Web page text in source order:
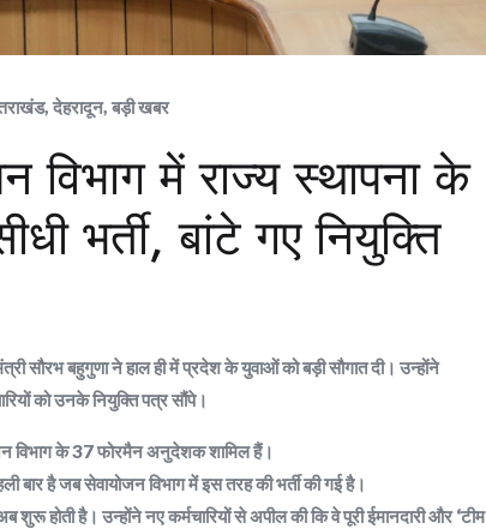
, देहरादून, बड़ी खबर
विभाग में राज्य स्थापना के
भर्ती, बांटे गए नियुक्ति
सौरभ बहुगुणा ने हाल ही में प्रदेश के युवाओं को बड़ी सौगात दी। उन्होंने
को उनके नियुक्ति पत्र सौंपे।
विभाग के 37 फोरमैन अनुदेशक शामिल हैं।
बार है जब सेवायोजन विभाग में इस तरह की भर्ती की गई है।
होती है। उन्होंने नए कर्मचारियों से अपील की कि वे पूरी ईमानदारी और ‘टीम